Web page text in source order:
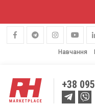
Навчання
+38